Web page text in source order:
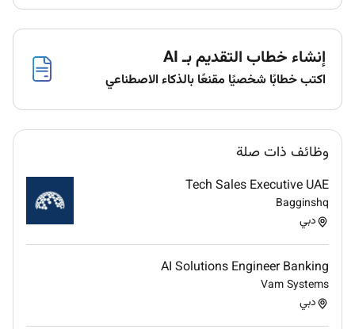
midstream and downstream O&G sectors.
Relationship Management: Cultivate strong
long-term relationships with key decision-
makers (Procurement Engineering Project
Managers).
Technical Selling: Understand client needs
present tailored solutions and achievement of
revenue target.
Proposal & Negotiation: Prepare detailed bids
estimates and presentations along with
Estimation team and negotiate contract terms
and pricing.
competitor activities and industry developments.
إنشاء خطاب التقديم بـ AI
اكتب خطابًا شخصيًا مقنعًا بالذكاء الاصطناعي
وظائف ذات صلة
Tech Sales Executive UAE
Bagginshq
دبي
AI Solutions Engineer Banking
Vam Systems
دبي